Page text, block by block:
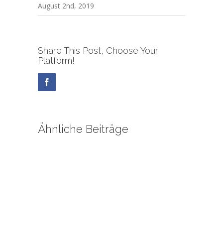
August 2nd, 2019
Share This Post, Choose Your
Platform!
Ähnliche Beiträge